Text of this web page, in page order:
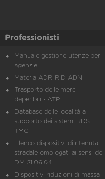
Professionisti
Manuale gestione utenze per
agenzie
Materia ADR-RID-ADN
Trasporto delle merci
deperibili - ATP
Database delle località a
supporto dei sistemi RDS
TMC
Elenco dispositivi di ritenuta
stradale omologati ai sensi del
DM 21.06.04
Dispositivi riduzioni di massa